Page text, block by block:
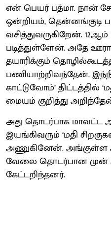
என் பெயர் பத்மா. நான்
ஒன்றியம், தென்னங்குடி
வசித்துவருகிறேன்.
படித்துள்ளேன். அதே
தயாரிக்கும்
பணியாற்றிவந்தேன்.
காட்டுவோம்’ திட்டத்தில்
மையம் குறித்து
அது தொடர்பாக மாவட்ட
இயங்கிவரும் ‘மதி
அணுகினேன். அங்குள்ள
வேலை தொடர்பான
கேட்டறிந்தனர்.